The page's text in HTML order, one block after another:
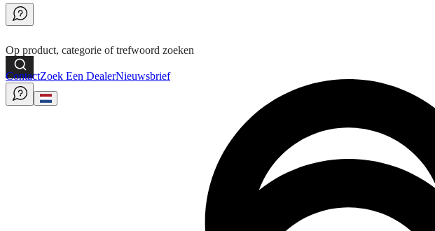
Op product, categorie of trefwoord zoeken
ContactZoek Een DealerNieuwsbrief